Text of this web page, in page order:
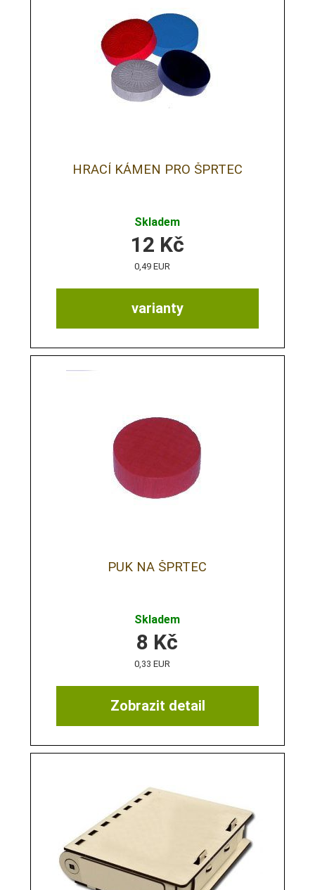
HRACÍ KÁMEN PRO ŠPRTEC
Skladem
varianty
12 Kč
0,49 EUR
PUK NA ŠPRTEC
Skladem
Zobrazit detail
8 Kč
0,33 EUR